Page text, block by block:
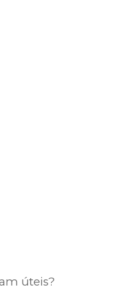
úteis?